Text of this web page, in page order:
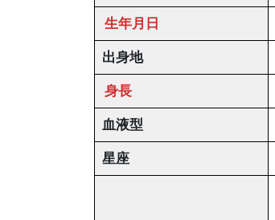
生年月日
出身地
身長
血液型
星座